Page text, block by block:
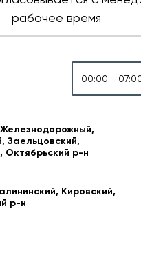
рабочее время
00:00 -
Заельцовский,
Октябрьский р-н
Кировский,
р-н